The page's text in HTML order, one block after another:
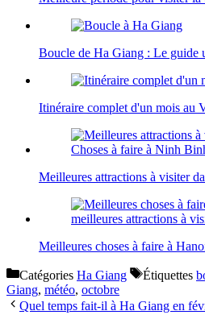
Boucle de Ha Giang : Le
Itinéraire complet d'un mois au
Meilleures attractions à visiter
Meilleures choses à faire à
Catégories Ha Giang Étiquettes
Giang, météo, octobre
Quel temps fait-il à Ha Giang en